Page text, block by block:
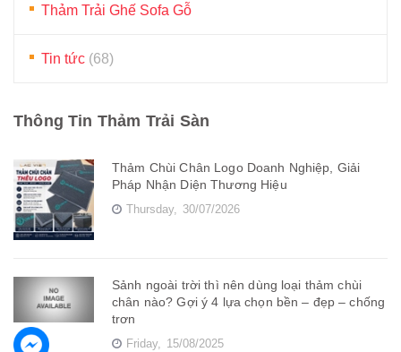
Thảm Trải Ghế Sofa Gỗ
Tin tức (68)
Thông Tin Thảm Trải Sàn
Thảm Chùi Chân Logo Doanh Nghiệp, Giải
Pháp Nhận Diện Thương Hiệu
Thursday, 30/07/2026
Sảnh ngoài trời thì nên dùng loại thảm chùi
chân nào? Gợi ý 4 lựa chọn bền – đẹp – chống
trơn
Friday, 15/08/2025